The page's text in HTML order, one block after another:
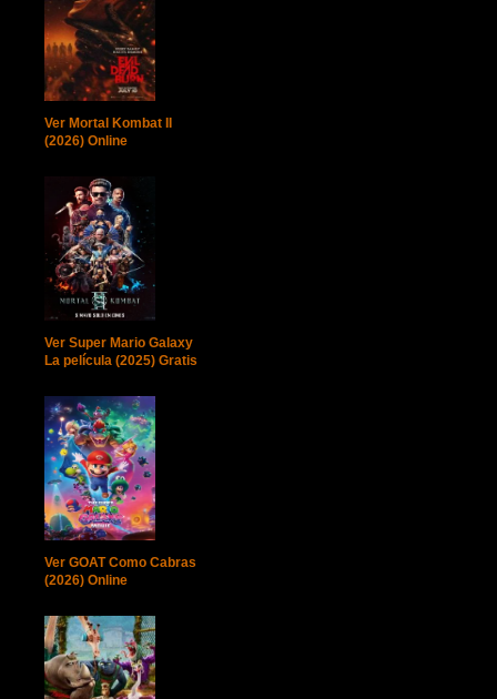
Ver Mortal Kombat II
(2026) Online
Ver Super Mario Galaxy
La película (2025) Gratis
Ver GOAT Como Cabras
(2026) Online